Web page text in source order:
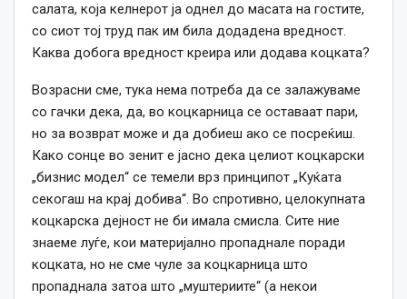
салата, која келнерот ја однел до масата на гостите,
со сиот тој труд пак им била додадена вредност.
Каква добога вредност креира или додава коцката?
Возрасни сме, тука нема потреба да се залажуваме
со гачки дека, да, во коцкарница се оставаат пари,
но за возврат може и да добиеш ако се посреќиш.
Како сонце во зенит е јасно дека целиот коцкарски
„бизнис модел“ се темели врз принципот „Куќата
секогаш на крај добива“. Во спротивно, целокупната
коцкарска дејност не би имала смисла. Сите ние
знаеме луѓе, кои материјално пропаднале поради
коцката, но не сме чуле за коцкарница што
пропаднала затоа што „муштериите“ (а некои